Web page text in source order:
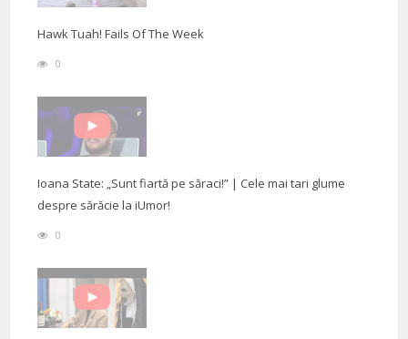
Hawk Tuah! Fails Of The Week
0
Ioana State: „Sunt fiartă pe săraci!” | Cele mai tari glume
despre sărăcie la iUmor!
0